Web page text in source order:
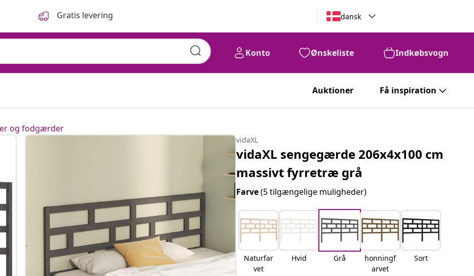
Gratis levering dansk
Konto Ønskeliste Indkøbsvogn
Auktioner Få inspiration
og fodgærder
vidaXL
vidaXL sengegærde 206x4x100 cm
massivt fyrretræ grå
Farve(5 tilgængelige muligheder)
Naturfar
vet
Hvid Grå
honningf
arvet
Sort